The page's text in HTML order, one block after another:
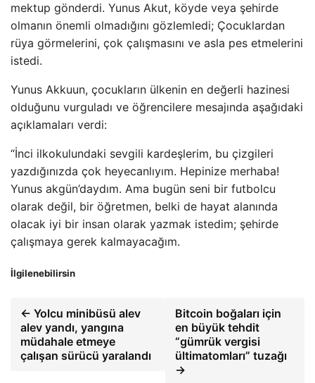
mektup gönderdi. Yunus Akut, köyde veya şehirde
olmanın önemli olmadığını gözlemledi; Çocuklardan
rüya görmelerini, çok çalışmasını ve asla pes etmelerini
istedi.
Yunus Akkuun, çocukların ülkenin en değerli hazinesi
olduğunu vurguladı ve öğrencilere mesajında ​​aşağıdaki
açıklamaları verdi:
“İnci ilkokulundaki sevgili kardeşlerim, bu çizgileri
yazdığınızda çok heyecanlıyım. Hepinize merhaba!
Yunus akgün’daydım. Ama bugün seni bir futbolcu
olarak değil, bir öğretmen, belki de hayat alanında
olacak iyi bir insan olarak yazmak istedim; şehirde
çalışmaya gerek kalmayacağım.
İlgilenebilirsin
← Yolcu minibüsü alev
alev yandı, yangına
müdahale etmeye
çalışan sürücü yaralandı
Bitcoin boğaları için
en büyük tehdit
“gümrük vergisi
ültimatomları” tuzağı
→